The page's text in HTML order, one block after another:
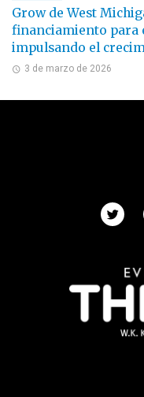
Grow de West
financiamiento para
impulsando el
3 de marzo de 2026